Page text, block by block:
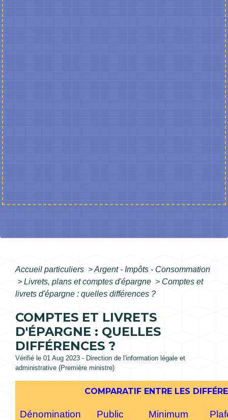
Accueil particuliers >Argent - Impôts - Consommation
> Livrets, plans et comptes d'épargne > Comptes et
livrets d'épargne : quelles différences ?
COMPTES ET LIVRETS
D'ÉPARGNE : QUELLES
DIFFÉRENCES ?
Vérifié le 01 Aug 2023 - Direction de l'information légale et
administrative (Première ministre)
COMPARATIF ENTRE LES
Dénomination
Public
Minimum